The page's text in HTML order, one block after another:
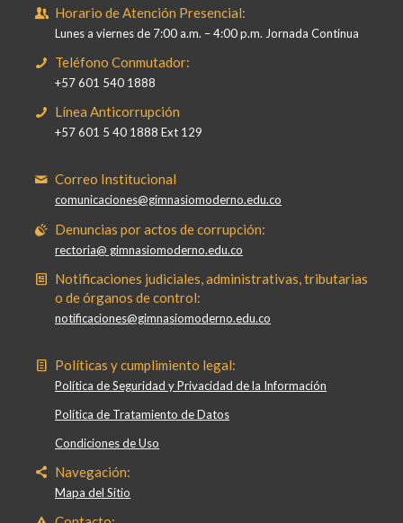
Horario de Atención Presencial:
Lunes a viernes de 7:00 a.m. – 4:00 p.m. Jornada Continua
Teléfono Conmutador:
+57 601 540 1888
Línea Anticorrupción
+57 601 5 40 1888 Ext 129
Correo Institucional
comunicaciones@gimnasiomoderno.edu.co
Denuncias por actos de corrupción:
rectoria@ gimnasiomoderno.edu.co
Notificaciones judiciales, administrativas, tributarias
o de órganos de control:
notificaciones@gimnasiomoderno.edu.co
Políticas y cumplimiento legal:
Política de Seguridad y Privacidad de la Información
Política de Tratamiento de Datos
Condiciones de Uso
Navegación:
Mapa del Sitio